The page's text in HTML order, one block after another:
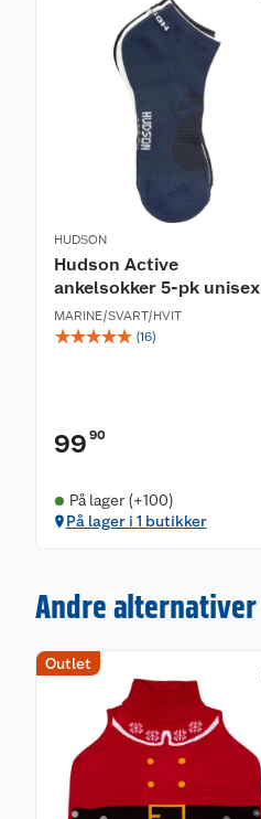
HUDSON
Hudson Active
ankelsokker 5-pk unisex
MARINE/SVART/HVIT
☆☆☆☆☆ (16)
99 90
På lager (+100)
På lager i 1 butikker
Andre alternativer
Outlet